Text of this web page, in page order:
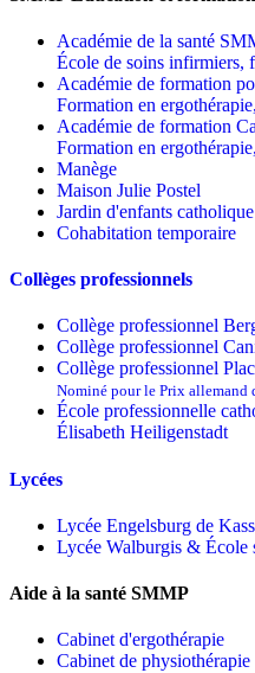
Académie de la santé
École de soins infirmiers,
Académie de formation
Formation en
Académie de formation
Formation en
Manège
Maison Julie Postel
Jardin d'enfants
Cohabitation temporaire
Collèges professionnels
Collège professionnel
Collège professionnel
Collège professionnel
Nominé pour le Prix allemand
École professionnelle
Élisabeth Heiligenstadt
Lycées
Lycée Engelsburg de
Lycée Walburgis & École
Aide à la santé SMMP
Cabinet d'ergothérapie
Cabinet de physiothérapie